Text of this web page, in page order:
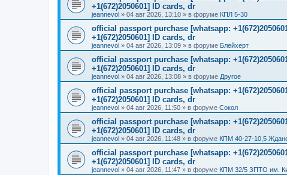
+1(672)2050601] ID cards, dr
jeannevol » 04 авг 2026, 13:10 » в форуме КПЛ 5-30
official passport purchase [whatsapp:
+1(672)2050601] ID cards, dr
jeannevol » 04 авг 2026, 13:09 » в форуме Блейхерт
official passport purchase [whatsapp:
+1(672)2050601] ID cards, dr
jeannevol » 04 авг 2026, 13:08 » в форуме Другое
official passport purchase [whatsapp:
+1(672)2050601] ID cards, dr
jeannevol » 04 авг 2026, 11:50 » в форуме Сокол
official passport purchase [whatsapp:
+1(672)2050601] ID cards, dr
jeannevol » 04 авг 2026, 11:48 » в форуме КПМ 40-27-10,5
official passport purchase [whatsapp:
+1(672)2050601] ID cards, dr
jeannevol » 04 авг 2026, 11:47 » в форуме КПМ 32/5 ЗПТО им.